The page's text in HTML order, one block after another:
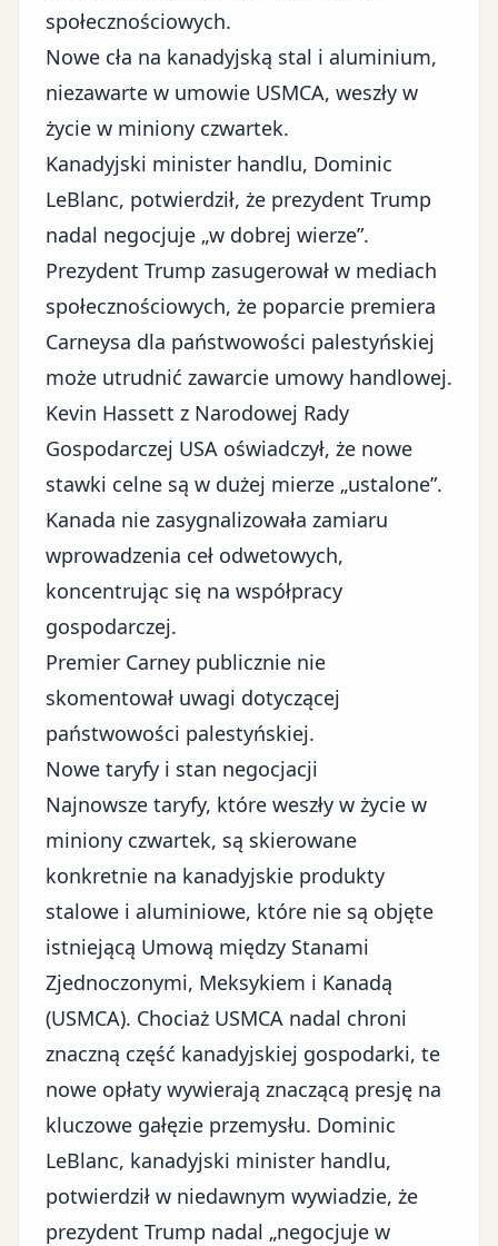
społecznościowych.
Nowe cła na kanadyjską stal i aluminium,
niezawarte w umowie USMCA, weszły w
życie w miniony czwartek.
Kanadyjski minister handlu, Dominic
LeBlanc, potwierdził, że prezydent Trump
nadal negocjuje „w dobrej wierze”.
Prezydent Trump zasugerował w mediach
społecznościowych, że poparcie premiera
Carneysa dla państwowości palestyńskiej
może utrudnić zawarcie umowy handlowej.
Kevin Hassett z Narodowej Rady
Gospodarczej USA oświadczył, że nowe
stawki celne są w dużej mierze „ustalone”.
Kanada nie zasygnalizowała zamiaru
wprowadzenia ceł odwetowych,
koncentrując się na współpracy
gospodarczej.
Premier Carney publicznie nie
skomentował uwagi dotyczącej
państwowości palestyńskiej.
Nowe taryfy i stan negocjacji
Najnowsze taryfy, które weszły w życie w
miniony czwartek, są skierowane
konkretnie na kanadyjskie produkty
stalowe i aluminiowe, które nie są objęte
istniejącą Umową między Stanami
Zjednoczonymi, Meksykiem i Kanadą
(USMCA). Chociaż USMCA nadal chroni
znaczną część kanadyjskiej gospodarki, te
nowe opłaty wywierają znaczącą presję na
kluczowe gałęzie przemysłu. Dominic
LeBlanc, kanadyjski minister handlu,
potwierdził w niedawnym wywiadzie, że
prezydent Trump nadal „negocjuje w